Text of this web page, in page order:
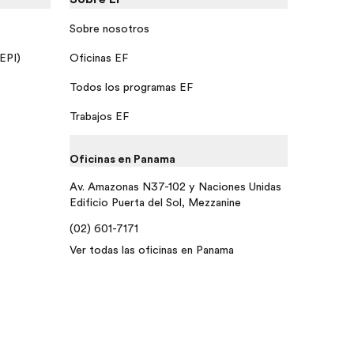
Sobre nosotros
Oficinas EF
Todos los programas EF
Trabajos EF
Oficinas en Panama
Av. Amazonas N37-102 y Naciones Unidas
Edificio Puerta del Sol, Mezzanine
(02) 601-7171
Ver todas las oficinas en Panama